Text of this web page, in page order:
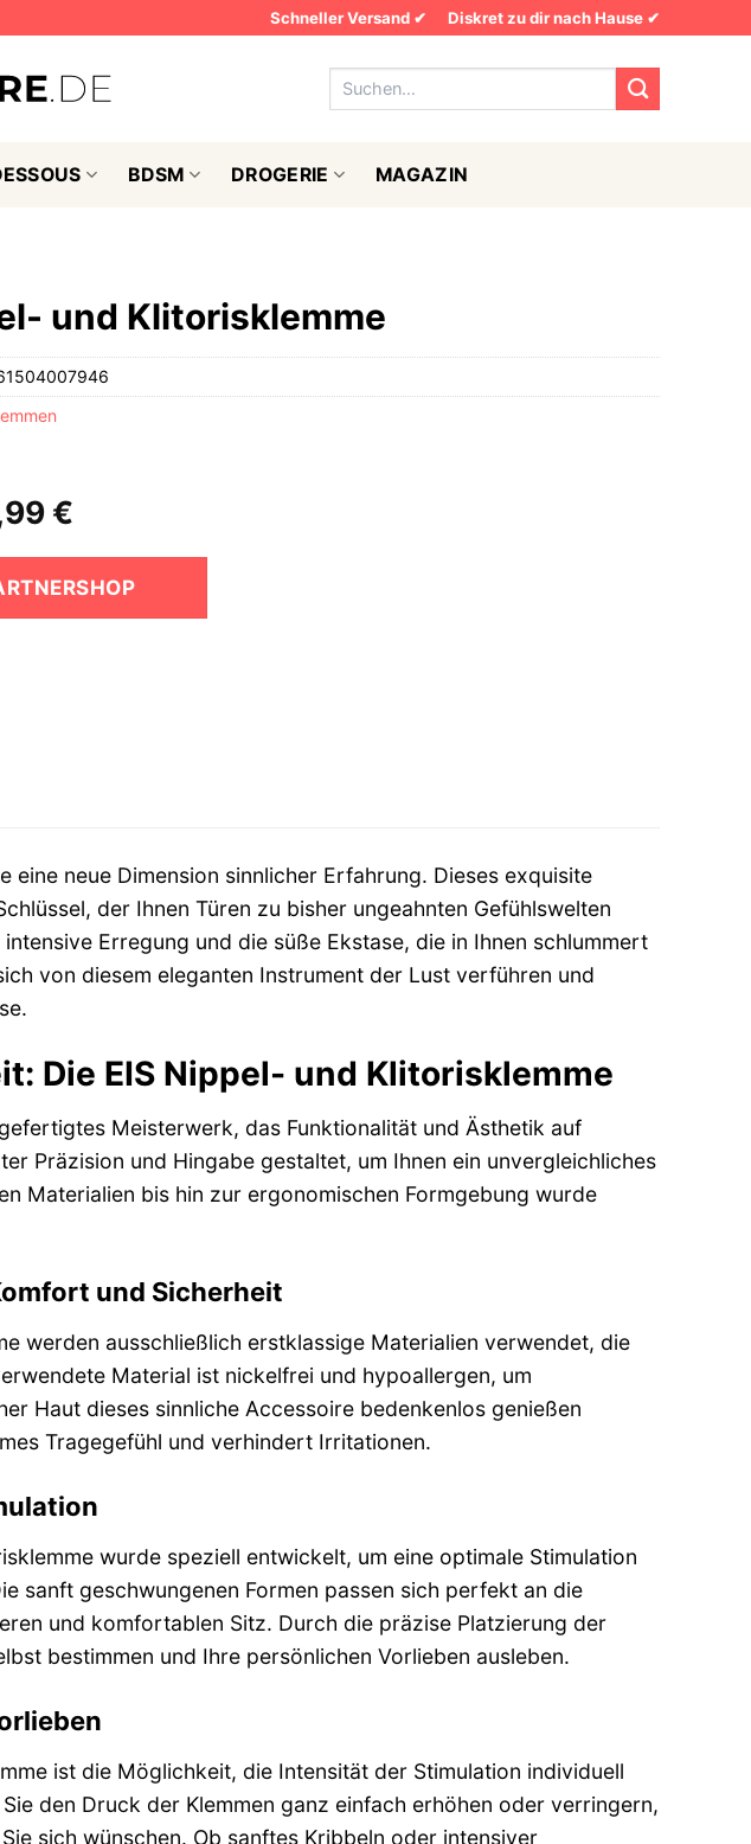
Schneller Versand ✔ Diskret zu dir nach Hause ✔
Suchen
BDSM DROGERIE MAGAZIN
und Klitorisklemme
€
€
ist:
6,99 €.
eine neue Dimension sinnlicher Erfahrung. Dieses exquisite
der Ihnen Türen zu bisher ungeahnten Gefühlswelten
Erregung und die süße Ekstase, die in Ihnen schlummert
von diesem eleganten Instrument der Lust verführen und
Die EIS Nippel- und Klitorisklemme
Meisterwerk, das Funktionalität und Ästhetik auf
Präzision und Hingabe gestaltet, um Ihnen ein unvergleichliches
Materialien bis hin zur ergonomischen Formgebung wurde
und Sicherheit
werden ausschließlich erstklassige Materialien verwendet, die
Material ist nickelfrei und hypoallergen, um
Haut dieses sinnliche Accessoire bedenkenlos genießen
Tragegefühl und verhindert Irritationen.
wurde speziell entwickelt, um eine optimale Stimulation
sanft geschwungenen Formen passen sich perfekt an die
und komfortablen Sitz. Durch die präzise Platzierung der
bestimmen und Ihre persönlichen Vorlieben ausleben.
ist die Möglichkeit, die Intensität der Stimulation individuell
den Druck der Klemmen ganz einfach erhöhen oder verringern,
sich wünschen. Ob sanftes Kribbeln oder intensiver